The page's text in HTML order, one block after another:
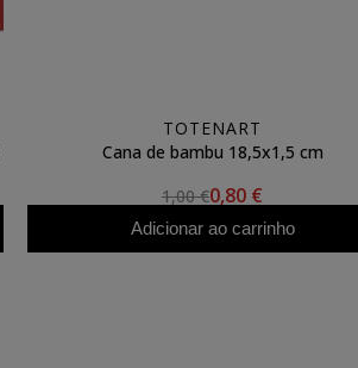
TOTENART
Cana de bambu 18,5x1,5 cm
1,00 €0,80 €
Adicionar ao carrinho